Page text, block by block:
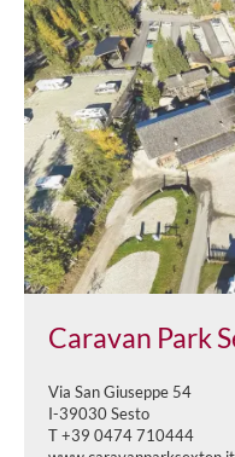
Caravan Park
Via San Giuseppe 54
I-39030 Sesto
T +39 0474 710444